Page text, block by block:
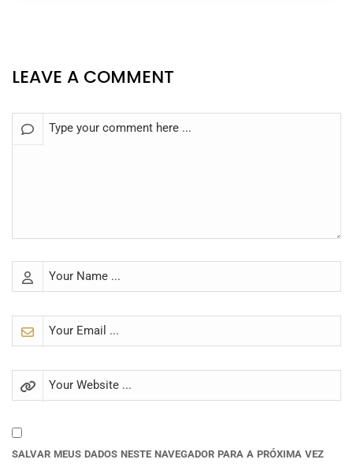
LEAVE A COMMENT
SALVAR MEUS DADOS NESTE NAVEGADOR PARA A PRÓXIMA VEZ